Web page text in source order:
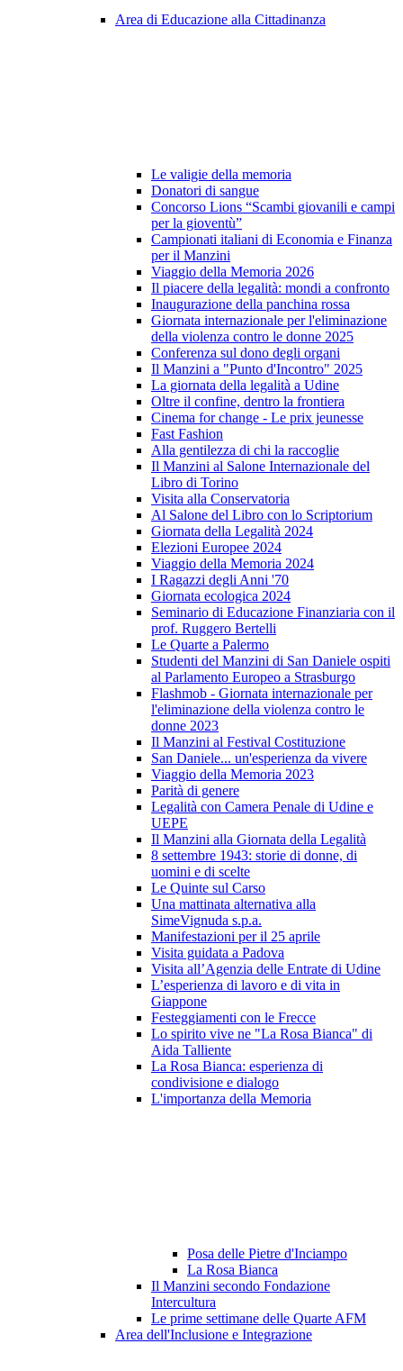
Area di Educazione alla Cittadinanza
Le valigie della memoria
Donatori di sangue
Concorso Lions “Scambi giovanili e campi
per la gioventù”
Campionati italiani di Economia e Finanza
per il Manzini
Viaggio della Memoria 2026
Il piacere della legalità: mondi a confronto
Inaugurazione della panchina rossa
Giornata internazionale per l'eliminazione
della violenza contro le donne 2025
Conferenza sul dono degli organi
Il Manzini a "Punto d'Incontro" 2025
La giornata della legalità a Udine
Oltre il confine, dentro la frontiera
Cinema for change - Le prix jeunesse
Fast Fashion
Alla gentilezza di chi la raccoglie
Il Manzini al Salone Internazionale del
Libro di Torino
Visita alla Conservatoria
Al Salone del Libro con lo Scriptorium
Giornata della Legalità 2024
Elezioni Europee 2024
Viaggio della Memoria 2024
I Ragazzi degli Anni '70
Giornata ecologica 2024
Seminario di Educazione Finanziaria con il
prof. Ruggero Bertelli
Le Quarte a Palermo
Studenti del Manzini di San Daniele ospiti
al Parlamento Europeo a Strasburgo
Flashmob - Giornata internazionale per
l'eliminazione della violenza contro le
donne 2023
Il Manzini al Festival Costituzione
San Daniele... un'esperienza da vivere
Viaggio della Memoria 2023
Parità di genere
Legalità con Camera Penale di Udine e
UEPE
Il Manzini alla Giornata della Legalità
8 settembre 1943: storie di donne, di
uomini e di scelte
Le Quinte sul Carso
Una mattinata alternativa alla
SimeVignuda s.p.a.
Manifestazioni per il 25 aprile
Visita guidata a Padova
Visita all’Agenzia delle Entrate di Udine
L’esperienza di lavoro e di vita in
Giappone
Festeggiamenti con le Frecce
Lo spirito vive ne "La Rosa Bianca" di
Aida Talliente
La Rosa Bianca: esperienza di
condivisione e dialogo
L'importanza della Memoria
Posa delle Pietre d'Inciampo
La Rosa Bianca
Il Manzini secondo Fondazione
Intercultura
Le prime settimane delle Quarte AFM
Area dell'Inclusione e Integrazione